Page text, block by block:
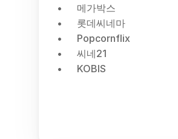
메가박스
롯데씨네마
Popcornflix
씨네21
KOBIS